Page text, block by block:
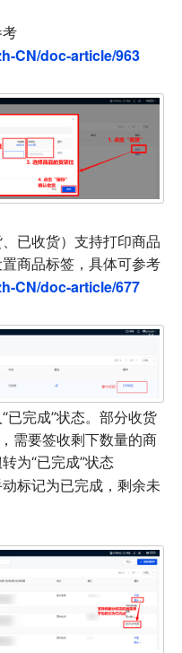
CN/doc-article/963
已收货）支持打印商品
商品标签，具体可参考
CN/doc-article/677
已完成”状态。部分收货
需要签收剩下数量的商
为“已完成”状态
标记为已完成，剩余未